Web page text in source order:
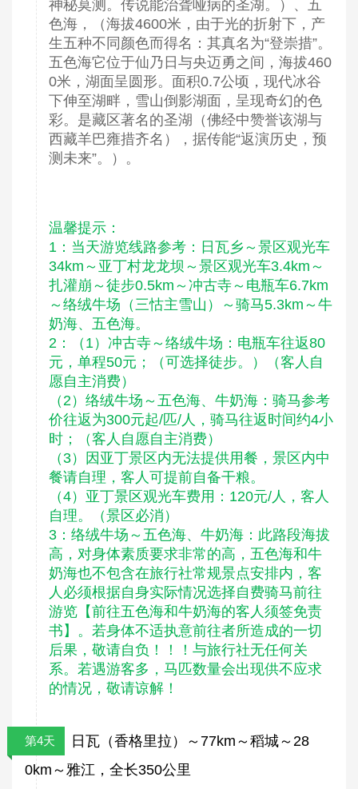
神秘莫测。传说能治聋哑病的圣湖。）、五
色海，（海拔4600米，由于光的折射下，产
生五种不同颜色而得名：其真名为“登崇措”。
五色海它位于仙乃日与央迈勇之间，海拔460
0米，湖面呈圆形。面积0.7公顷，现代冰谷
下伸至湖畔，雪山倒影湖面，呈现奇幻的色
彩。是藏区著名的圣湖（佛经中赞誉该湖与
西藏羊巴雍措齐名），据传能“返演历史，预
测未来”。）。
温馨提示：
1：当天游览线路参考：日瓦乡～景区观光车
34km～亚丁村龙龙坝～景区观光车3.4km～
扎灌崩～徒步0.5km～冲古寺～电瓶车6.7km
～络绒牛场（三怙主雪山）～骑马5.3km～牛
奶海、五色海。
2：（1）冲古寺～络绒牛场：电瓶车往返80
元，单程50元；（可选择徒步。）（客人自
愿自主消费）
（2）络绒牛场～五色海、牛奶海：骑马参考
价往返为300元起/匹/人，骑马往返时间约4小
时；（客人自愿自主消费）
（3）因亚丁景区内无法提供用餐，景区内中
餐请自理，客人可提前自备干粮。
（4）亚丁景区观光车费用：120元/人，客人
自理。（景区必消）
3：络绒牛场～五色海、牛奶海：此路段海拔
高，对身体素质要求非常的高，五色海和牛
奶海也不包含在旅行社常规景点安排内，客
人必须根据自身实际情况选择自费骑马前往
游览【前往五色海和牛奶海的客人须签免责
书】。若身体不适执意前往者所造成的一切
后果，敬请自负！！！与旅行社无任何关
系。若遇游客多，马匹数量会出现供不应求
的情况，敬请谅解！
第4天
日瓦（香格里拉）～77km～稻城～28
0km～雅江，全长350公里